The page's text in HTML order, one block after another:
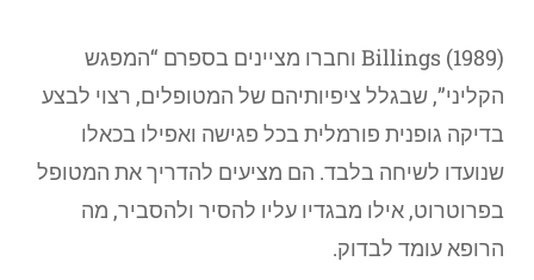
Billings (1989) וחברו מציינים בספרם “המפגש
הקליני”, שבגלל ציפיותיהם של המטופלים, רצוי לבצע
בדיקה גופנית פורמלית בכל פגישה ואפילו בכאלו
שנועדו לשיחה בלבד. הם מציעים להדריך את המטופל
בפרוטרוט, אילו מבגדיו עליו להסיר ולהסביר, מה
הרופא עומד לבדוק.